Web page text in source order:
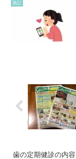
雑記
歯の定期健診の内